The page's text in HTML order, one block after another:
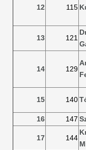
12 115
13 121
14 129
15 140
16 147
17 144